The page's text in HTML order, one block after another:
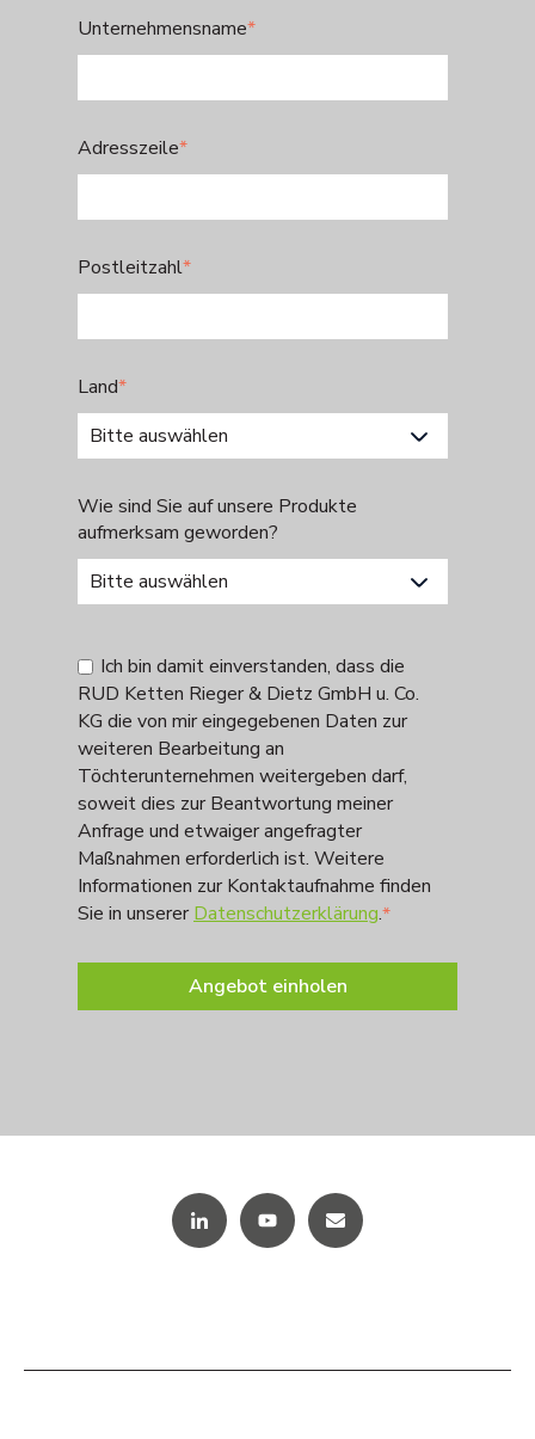
Unternehmensname*
Adresszeile*
Postleitzahl*
Land*
Wie sind Sie auf unsere Produkte
aufmerksam geworden?
Ich bin damit einverstanden, dass die
RUD Ketten Rieger & Dietz GmbH u. Co.
KG die von mir eingegebenen Daten zur
weiteren Bearbeitung an
Töchterunternehmen weitergeben darf,
soweit dies zur Beantwortung meiner
Anfrage und etwaiger angefragter
Maßnahmen erforderlich ist. Weitere
Informationen zur Kontaktaufnahme finden
Sie in unserer Datenschutzerklärung.*